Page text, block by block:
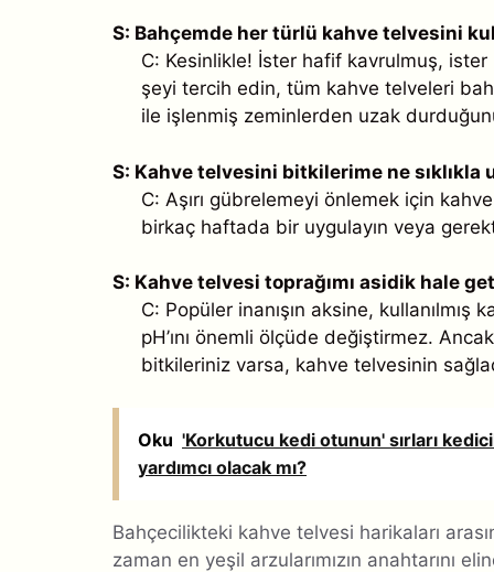
S: Bahçemde her türlü kahve telvesini
C: Kesinlikle! İster hafif kavrulmuş,
şeyi tercih edin, tüm kahve telveleri
ile işlenmiş zeminlerden uzak
S: Kahve telvesini bitkilerime ne sıklıkla
C: Aşırı gübrelemeyi önlemek için
birkaç haftada bir uygulayın veya
S: Kahve telvesi toprağımı asidik hale
C: Popüler inanışın aksine,
pH’ını önemli ölçüde değiştirmez.
bitkileriniz varsa, kahve telvesinin
Oku 'Korkutucu kedi otunun' sırları
yardımcı olacak mı?
Bahçecilikteki kahve telvesi harikaları
zaman en yeşil arzularımızın anahtarını